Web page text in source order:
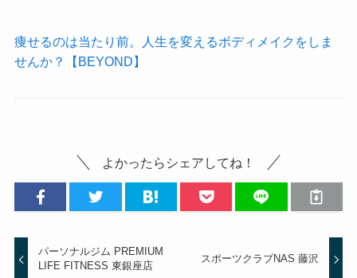
痩せるのは当たり前。人生を変えるボディメイクをしま
せんか？【BEYOND】
よかったらシェアしてね！
パーソナルジム PREMIUM
LIFE FITNESS 東銀座店
スポーツクラブNAS 藤沢